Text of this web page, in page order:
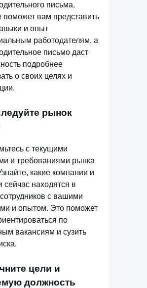
письма.
поможет вам представить
и опыт
работодателям, а
письмо даст
подробнее
о своих целях и
рынок
с текущими
и требованиями рынка
какие компании и
сейчас находятся в
с вашими
и опытом. Это поможет
по
вакансиям и сузить
цели и
должность